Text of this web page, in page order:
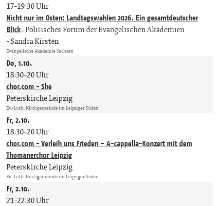
17-19:30 Uhr
Nicht nur im Osten: Landtagswahlen 2026. Ein gesamtdeutscher
Blick:Politisches Forum der Evangelischen Akademien
Sandra Kirsten
Evangelische Akademie Sachsen
Do, 1.10.
18:30-20 Uhr
chor.com - She
Peterskirche Leipzig
Ev.-Luth. Kirchgemeinde im Leipziger Süden
Fr, 2.10.
18:30-20 Uhr
chor.com - Verleih uns Frieden – A-cappella-Konzert mit dem
Thomanerchor Leipzig
Peterskirche Leipzig
Ev.-Luth. Kirchgemeinde im Leipziger Süden
Fr, 2.10.
21-22:30 Uhr